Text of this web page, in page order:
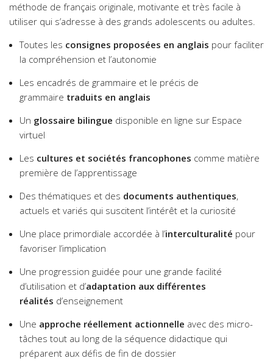
méthode de français originale, motivante et très facile à
utiliser qui s’adresse à des grands adolescents ou adultes.
Toutes les consignes proposées en anglais pour faciliter
la compréhension et l’autonomie
Les encadrés de grammaire et le précis de
grammaire traduits en anglais
Un glossaire bilingue disponible en ligne sur Espace
virtuel
Les cultures et sociétés francophones comme matière
première de l’apprentissage
Des thématiques et des documents authentiques,
actuels et variés qui suscitent l’intérêt et la curiosité
Une place primordiale accordée à l’interculturalité pour
favoriser l’implication
Une progression guidée pour une grande facilité
d’utilisation et d’adaptation aux différentes
réalités d’enseignement
Une approche réellement actionnelle avec des micro-
tâches tout au long de la séquence didactique qui
préparent aux défis de fin de dossier